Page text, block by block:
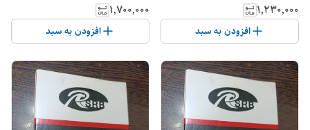
۱٬۲۳۰٬۰۰۰
افزودن به سبد
۱٬۷۰۰٬۰۰۰
افزودن به سبد